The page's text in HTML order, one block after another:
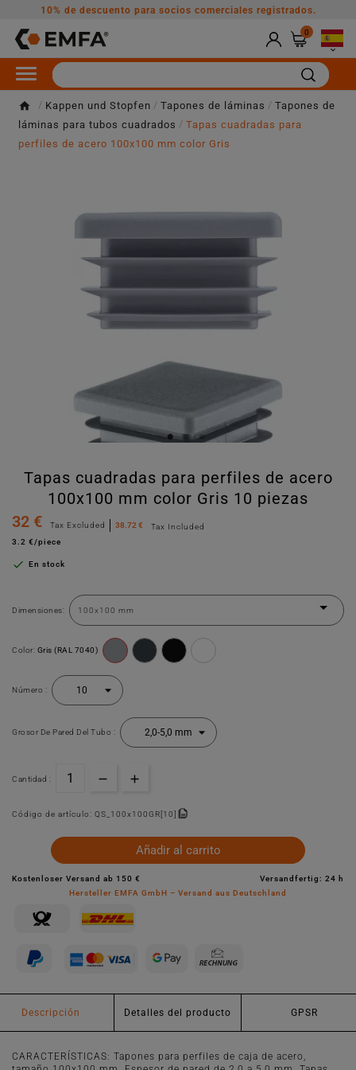
10% de descuento para socios comerciales registrados.
0

Kappen und Stopfen Tapones de láminas
Tapones de
láminas para tubos cuadrados
Tapas cuadradas para
perfiles de acero 100x100 mm color Gris
Tapas cuadradas para perfiles de acero
100x100 mm color Gris 10 piezas
32 €
Tax Excluded 38.72 €
Tax Included
3.2 €/piece
 En stock
Dimensiones:
Color: Gris (RAL 7040)
Número :
Grosor De Pared Del Tubo :
Cantidad :
Código de artículo: QS_100x100GR[10]
Añadir al carrito
Kostenloser Versand ab 150 €
Versandfertig: 24 h
Hersteller EMFA GmbH – Versand aus Deutschland
Descripción Detalles del producto GPSR
CARACTERÍSTICAS: Tapones para perfiles de caja de acero,